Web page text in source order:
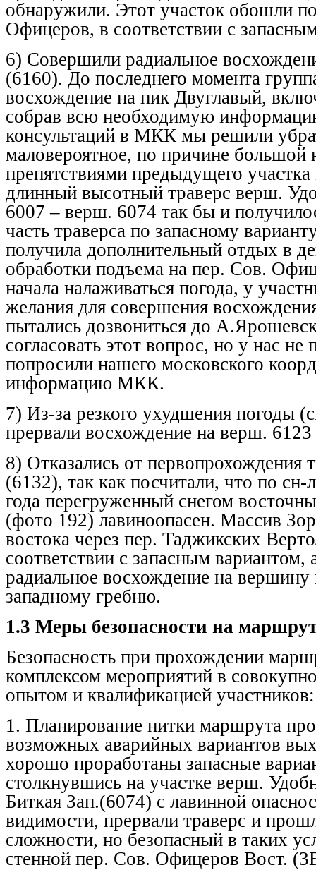
обнаружили. Этот участок обошли
Офицеров, в соответствии с
6) Совершили радиальное
(6160). До последнего момента
восхождение на пик Двуглавый,
собрав всю необходимую
консультаций в МКК мы решили
маловероятное, по причине большой
препятствиями предыдущего
длинный высотный траверс верш.
6007 – верш. 6074 так бы и
часть траверса по запасному
получила дополнительный отдых в
обработки подъема на пер. Сов.
начала налаживаться погода, у
желания для совершения
пытались дозвониться до
согласовать этот вопрос, но у нас
попросили нашего московского
информацию МКК.
7) Из-за резкого ухудшения погоды
прервали восхождение на верш.
8) Отказались от первопрохождения
(6132), так как посчитали, что по сн-
года перегруженный снегом
(фото 192) лавиноопасен. Массив
востока через пер. Таджикских
соответствии с запасным вариантом,
радиальное восхождение на вершину
западному гребню.
1.3 Меры безопасности на
Безопасность при прохождении
комплексом мероприятий в
опытом и квалификацией участников:
1. Планирование нитки маршрута
возможных аварийных вариантов
хорошо проработаны запасные
столкнувшись на участке верш.
Биткая Зап.(6074) с лавинной
видимости, прервали траверс и
сложности, но безопасный в таких
стенной пер. Сов. Офицеров Вост.